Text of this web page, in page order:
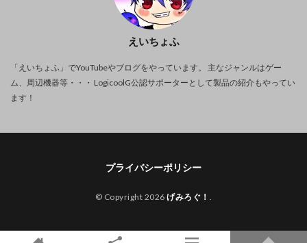
えいちょふ
「えいちょふ」でYouTubeやブログをやっています。 主なジャンルはゲー
ム、周辺機器等・・・ LogicoolG公認サポーターとして製品の紹介もやってい
ます！
プライバシーポリシー
© Copyright 2026げみろぐ！